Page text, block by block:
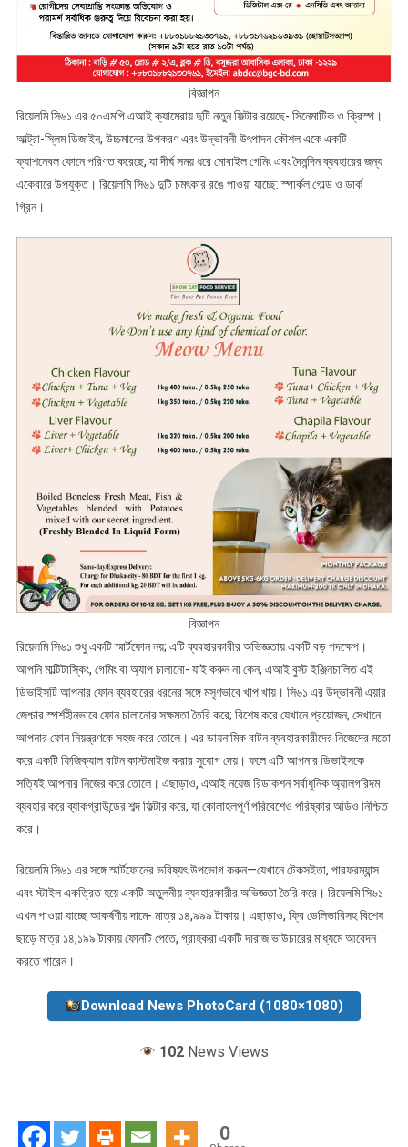
বিজ্ঞাপন
রিয়েলমি সি৬১ এর ৫০এমপি এআই ক্যামেরায় দুটি নতুন ফিল্টার রয়েছে- সিনেমাটিক ও ক্রিস্প।
আল্ট্রা-স্লিম ডিজাইন, উচ্চমানের উপকরণ এবং উদ্ভাবনী উৎপাদন কৌশল একে একটি
ফ্যাশনেবল ফোনে পরিণত করেছে, যা দীর্ঘ সময় ধরে মোবাইল গেমিং এবং দৈনন্দিন ব্যবহারের জন্য
একেবারে উপযুক্ত। রিয়েলমি সি৬১ দুটি চমৎকার রঙে পাওয়া যাচ্ছে: স্পার্কল গোল্ড ও ডার্ক
গ্রিন।
বিজ্ঞাপন
রিয়েলমি সি৬১ শুধু একটি স্মার্টফোন নয়; এটি ব্যবহারকারীর অভিজ্ঞতায় একটি বড় পদক্ষেপ।
আপনি মাল্টিটাস্কিং, গেমিং বা অ্যাপ চালানো- যাই করুন না কেন, এআই বুস্ট ইঞ্জিনচালিত এই
ডিভাইসটি আপনার ফোন ব্যবহারের ধরনের সঙ্গে মসৃণভাবে খাপ খায়। সি৬১ এর উদ্ভাবনী এয়ার
জেশ্চার স্পর্শহীনভাবে ফোন চালানোর সক্ষমতা তৈরি করে; বিশেষ করে যেখানে প্রয়োজন, সেখানে
আপনার ফোন নিয়ন্ত্রণকে সহজ করে তোলে। এর ডায়নামিক বাটন ব্যবহারকারীদের নিজেদের মতো
করে একটি ফিজিক্যাল বাটন কাস্টমাইজ করার সুযোগ দেয়। ফলে এটি আপনার ডিভাইসকে
সত্যিই আপনার নিজের করে তোলে। এছাড়াও, এআই নয়েজ রিডাকশন সর্বাধুনিক অ্যালগরিদম
ব্যবহার করে ব্যাকগ্রাউন্ডের শব্দ ফিল্টার করে, যা কোলাহলপূর্ণ পরিবেশেও পরিষ্কার অডিও নিশ্চিত
করে।
রিয়েলমি সি৬১ এর সঙ্গে স্মার্টফোনের ভবিষ্যৎ উপভোগ করুন—যেখানে টেকসইতা, পারফরম্যান্স
এবং স্টাইল একত্রিত হয়ে একটি অতুলনীয় ব্যবহারকারীর অভিজ্ঞতা তৈরি করে। রিয়েলমি সি৬১
এখন পাওয়া যাচ্ছে আকর্ষণীয় দামে- মাত্র ১৪,৯৯৯ টাকায়। এছাড়াও, ফ্রি ডেলিভারিসহ বিশেষ
ছাড়ে মাত্র ১৪,১৯৯ টাকায় ফোনটি পেতে, গ্রাহকরা একটি দারাজ ভাউচারের মাধ্যমে আবেদন
করতে পারেন।
Download News PhotoCard (1080×1080)
102 News Views
0